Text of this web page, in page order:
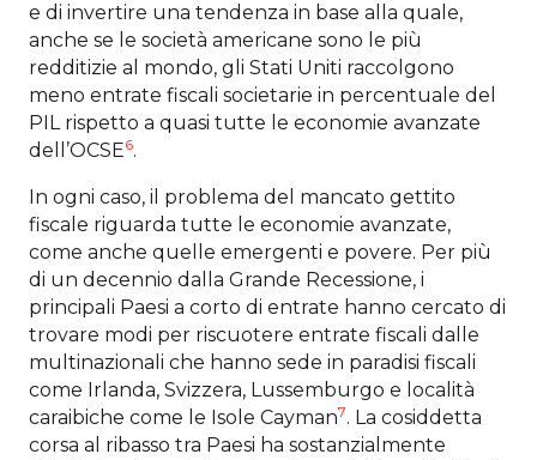
e di invertire una tendenza in base alla quale,
anche se le società americane sono le più
redditizie al mondo, gli Stati Uniti raccolgono
meno entrate fiscali societarie in percentuale del
PIL rispetto a quasi tutte le economie avanzate
dell’OCSE6.
In ogni caso, il problema del mancato gettito
fiscale riguarda tutte le economie avanzate,
come anche quelle emergenti e povere. Per più
di un decennio dalla Grande Recessione, i
principali Paesi a corto di entrate hanno cercato di
trovare modi per riscuotere entrate fiscali dalle
multinazionali che hanno sede in paradisi fiscali
come Irlanda, Svizzera, Lussemburgo e località
caraibiche come le Isole Cayman7. La cosiddetta
corsa al ribasso tra Paesi ha sostanzialmente